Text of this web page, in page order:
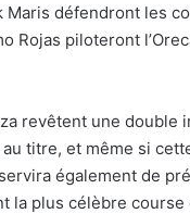
défendront les
Rojas piloteront
revêtent une
titre, et même si
également de
plus célèbre course